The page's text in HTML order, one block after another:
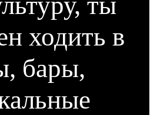
ходить в
бары,